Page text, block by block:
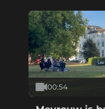
00:54